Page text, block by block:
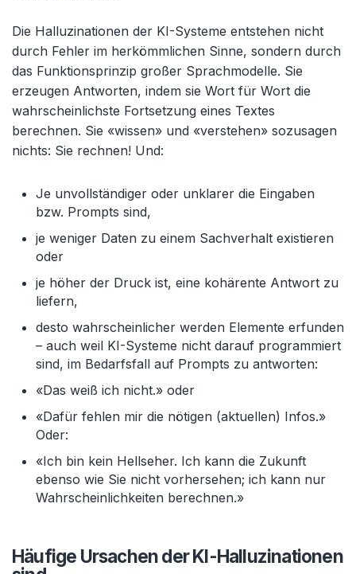
Die Halluzinationen der KI-Systeme entstehen nicht
durch Fehler im herkömmlichen Sinne, sondern durch
das Funktionsprinzip großer Sprachmodelle. Sie
erzeugen Antworten, indem sie Wort für Wort die
wahrscheinlichste Fortsetzung eines Textes
berechnen. Sie «wissen» und «verstehen» sozusagen
nichts: Sie rechnen! Und:
Je unvollständiger oder unklarer die Eingaben
bzw. Prompts sind,
je weniger Daten zu einem Sachverhalt existieren
oder
je höher der Druck ist, eine kohärente Antwort zu
liefern,
desto wahrscheinlicher werden Elemente erfunden
– auch weil KI-Systeme nicht darauf programmiert
sind, im Bedarfsfall auf Prompts zu antworten:
«Das weiß ich nicht.» oder
«Dafür fehlen mir die nötigen (aktuellen) Infos.»
Oder:
«Ich bin kein Hellseher. Ich kann die Zukunft
ebenso wie Sie nicht vorhersehen; ich kann nur
Wahrscheinlichkeiten berechnen.»
Häufige Ursachen der KI-Halluzinationen